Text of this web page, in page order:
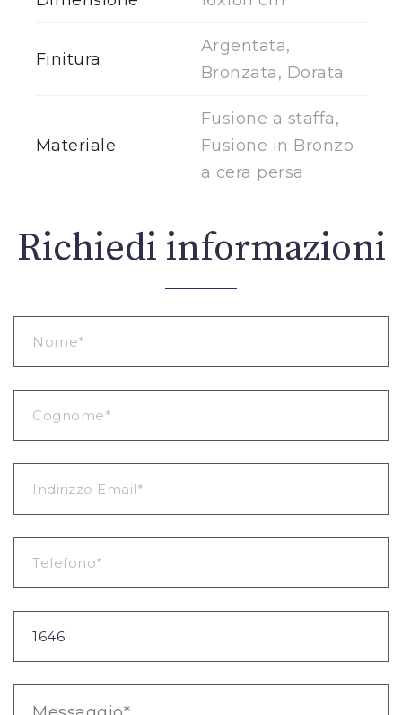
Finitura
Argentata,
Bronzata, Dorata
Materiale
Fusione a staffa,
Fusione in Bronzo
a cera persa
Richiedi informazioni